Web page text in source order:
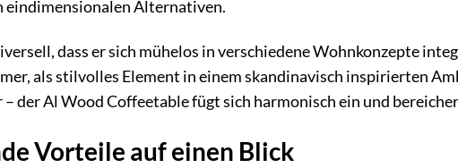
eindimensionalen Alternativen.
dass er sich mühelos in verschiedene Wohnkonzepte
als stilvolles Element in einem skandinavisch inspirierten
der Al Wood Coffeetable fügt sich harmonisch ein und
Vorteile auf einen Blick